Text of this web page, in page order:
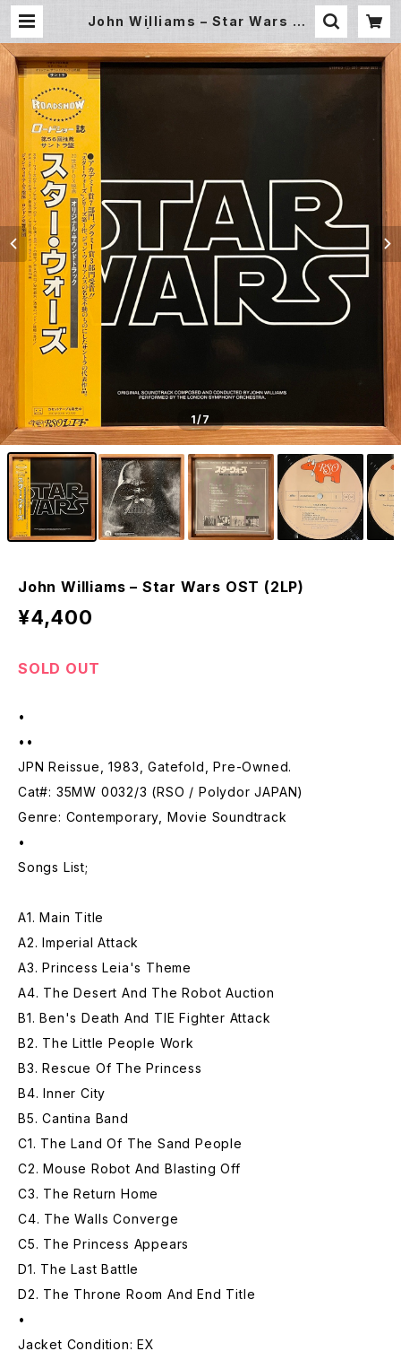
John Williams – Star Wars OS
Record Store
1/7
John Williams – Star Wars OST (2LP)
¥4,400
SOLD OUT
•
••
JPN Reissue, 1983, Gatefold, Pre-Owned.
Cat#: 35MW 0032/3 (RSO / Polydor JAPAN)
Genre: Contemporary, Movie Soundtrack
•
Songs List;
A1. Main Title
A2. Imperial Attack
A3. Princess Leia's Theme
A4. The Desert And The Robot Auction
B1. Ben's Death And TIE Fighter Attack
B2. The Little People Work
B3. Rescue Of The Princess
B4. Inner City
B5. Cantina Band
C1. The Land Of The Sand People
C2. Mouse Robot And Blasting Off
C3. The Return Home
C4. The Walls Converge
C5. The Princess Appears
D1. The Last Battle
D2. The Throne Room And End Title
•
Jacket Condition: EX